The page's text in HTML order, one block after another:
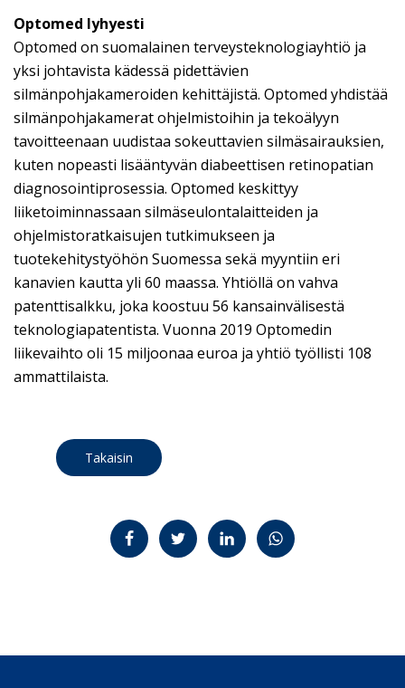
Optomed lyhyesti
Optomed on suomalainen terveysteknologiayhtiö ja
yksi johtavista kädessä pidettävien
silmänpohjakameroiden kehittäjistä. Optomed yhdistää
silmänpohjakamerat ohjelmistoihin ja tekoälyyn
tavoitteenaan uudistaa sokeuttavien silmäsairauksien,
kuten nopeasti lisääntyvän diabeettisen retinopatian
diagnosointiprosessia. Optomed keskittyy
liiketoiminnassaan silmäseulontalaitteiden ja
ohjelmistoratkaisujen tutkimukseen ja
tuotekehitystyöhön Suomessa sekä myyntiin eri
kanavien kautta yli 60 maassa. Yhtiöllä on vahva
patenttisalkku, joka koostuu 56 kansainvälisestä
teknologiapatentista. Vuonna 2019 Optomedin
liikevaihto oli 15 miljoonaa euroa ja yhtiö työllisti 108
ammattilaista.
Takaisin
Jaa FacebookissaJaa TwitterissäJaa LinkedInissäJaa WhatsAppissa